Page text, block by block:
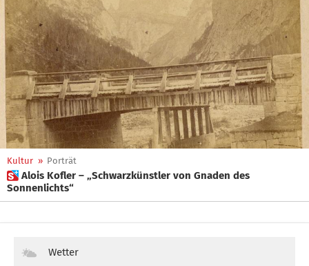
Kultur » Porträt
 Alois Kofler – „Schwarzkünstler von Gnaden des
Sonnenlichts“
Wetter